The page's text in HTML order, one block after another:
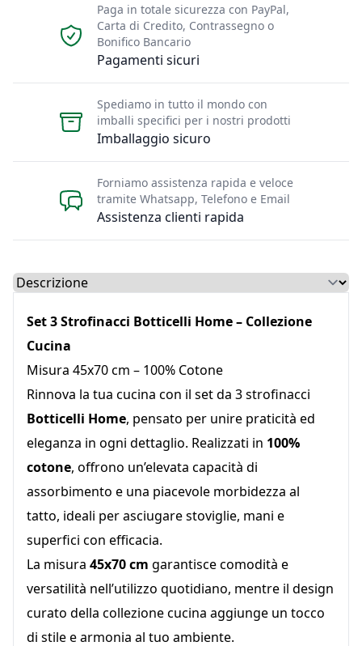
Pagamenti sicuri
Paga in totale sicurezza con PayPal,
Carta di Credito, Contrassegno o
Bonifico Bancario
Imballaggio sicuro
Spediamo in tutto il mondo con
imballi specifici per i nostri prodotti
Assistenza clienti rapida
Forniamo assistenza rapida e veloce
tramite Whatsapp, Telefono e Email
Select a tab
Set 3 Strofinacci Botticelli Home – Collezione
Cucina
Misura 45x70 cm – 100% Cotone
Rinnova la tua cucina con il set da 3 strofinacci
Botticelli Home, pensato per unire praticità ed
eleganza in ogni dettaglio. Realizzati in 100%
cotone, offrono un’elevata capacità di
assorbimento e una piacevole morbidezza al
tatto, ideali per asciugare stoviglie, mani e
superfici con efficacia.
La misura 45x70 cm garantisce comodità e
versatilità nell’utilizzo quotidiano, mentre il design
curato della collezione cucina aggiunge un tocco
di stile e armonia al tuo ambiente.